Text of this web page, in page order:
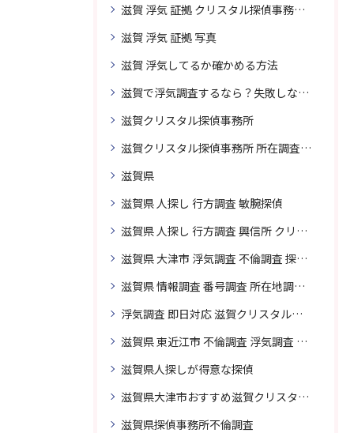
滋賀 浮気 証拠 クリスタル探偵事務所 相談 無料
滋賀 浮気 証拠 写真
滋賀 浮気してるか確かめる方法
滋賀で浮気調査するなら？失敗しない探偵の選び方
滋賀クリスタル探偵事務所
滋賀クリスタル探偵事務所 所在調査 得意
滋賀県
滋賀県 人探し 行方調査 敏腕探偵
滋賀県 人探し 行方調査 興信所 クリスタル探偵がおすすめ
滋賀県 大津市 浮気調査 不倫調査 探偵 探偵事務所 素行調査 企業調査 興信所
滋賀県 情報調査 番号調査 所在地調査 企業調査 探偵事務所
浮気調査 即日対応 滋賀クリスタル探偵事務所
滋賀県 東近江市 不倫調査 浮気調査 探偵 探偵事務所 無料相談 調査料金
滋賀県人探しが得意な探偵
滋賀県大津市おすすめ滋賀クリスタル探偵事務所
滋賀県探偵事務所不倫調査